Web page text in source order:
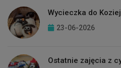
Wycieczka do
23-06-2026
Ostatnie zajęcia z